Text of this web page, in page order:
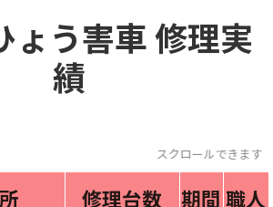
ょう害車修理実
績
スクロールできます
修理台数 期間 職人